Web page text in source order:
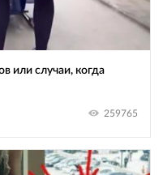
или случаи, когда
259765